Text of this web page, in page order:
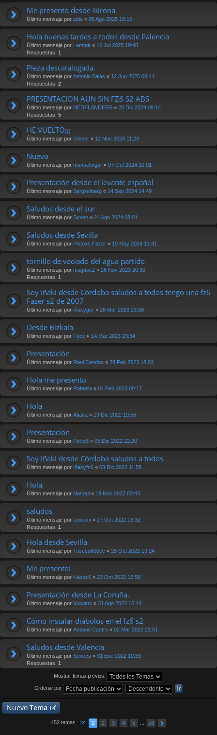
Me presento desde Girona
Último mensaje por side « 05 Ago 2025 18:10
Hola buenas tardes a todos desde Palencia
Último mensaje por Lammir « 16 Jul 2025 19:48
Respuestas: 1
Pieza descatalogada.
Último mensaje por Antonio Salas « 12 Jun 2025 08:41
Respuestas: 2
PRESENTACION AUN SIN FZ6 S2 ABS
Último mensaje por NEDFLANDERS « 28 Dic 2024 09:14
Respuestas: 5
HE VUELTO¡¡¡
Último mensaje por Glover « 12 Nov 2024 11:29
Nuevo
Último mensaje por manueltirgar « 07 Oct 2024 10:01
Presentación desde el levante español
Último mensaje por Sergienberg « 14 Sep 2024 14:49
Saludos desde el sur
Último mensaje por Syxen « 24 Ago 2024 08:01
Saludos desde Sevilla
Último mensaje por Pintoxs Fazer « 19 May 2024 13:41
tornillo de vaciado del agua partido
Último mensaje por magdox2 « 26 Nov 2023 20:30
Respuestas: 1
Soy Iñaki desde Córdoba saludos a todos tengo una fz6
Fazer s2 de 2007
Último mensaje por Iñakygsr « 28 Mar 2023 23:38
Desde Bizkaia
Último mensaje por Fuco « 14 Mar 2023 23:34
Presentación
Último mensaje por Raul Cendon « 28 Feb 2023 18:03
Hola me presento
Último mensaje por Rafaella « 04 Feb 2023 00:17
Hola
Último mensaje por Atiana « 19 Dic 2022 19:56
Presentacion
Último mensaje por Pelifz6 « 05 Dic 2022 22:20
Soy Iñaki desde Córdoba saludos a todos
Último mensaje por Iñakyfz6 « 03 Dic 2022 11:58
Hola,
Último mensaje por Nasgul « 19 Nov 2022 03:43
saludos
Último mensaje por Izinkuni « 27 Oct 2022 13:32
Respuestas: 1
Hola desde Sevilla
Último mensaje por Toseco600cc « 25 Oct 2022 19:24
Me presento!
Último mensaje por Kakoz6 « 23 Oct 2022 15:56
Presentación desde La Coruña.
Último mensaje por Vulcano « 31 Ago 2022 16:44
Cómo instalar diábolos en el fz6 s2
Último mensaje por Antonio Castro « 02 Mar 2022 21:51
Saludos desde Valencia
Último mensaje por Seneca « 31 Ene 2022 10:33
Respuestas: 1
Mostrar temas previos:
Ordenar por
Nuevo Tema
452 temas 1 2 3 4 5 16